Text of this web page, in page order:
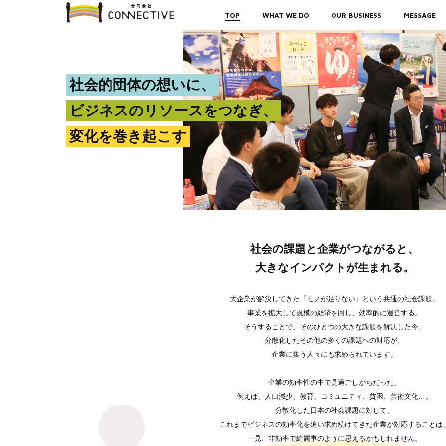
TOP WHAT WE DO OUR BUSINESS MESSAGE
社会的団体の想いに、
ビジネスのリソースをつなぎ、
変化を巻き起こす
社会の課題と企業がつながると、
大きなインパクトが生まれる。
大企業が解決してきた 『モノが足りない』という共通の社会課題。
事業を拡大して規模の経済を回し、 効率的に運営する。
そうすることで、 そのひとつの大きな課題を解決した今、
分散化したその他の多くの課題への対応が、
企業に集う人々にも求められています。
企業の効率性の中で見過ごしがちだった、
例えば、人口減少、教育、コミュニティ、貧困、芸術文化…。
分散化した日本の社会課題に対して、
これまでビジネスの効率化を追い求め続けてきた企業が対応することは
一見、非効率で綺麗事のように思えるかもしれません。